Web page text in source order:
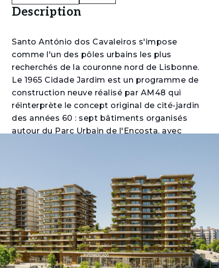
Description
Santo António dos Cavaleiros s'impose
comme l'un des pôles urbains les plus
recherchés de la couronne nord de Lisbonne.
Le 1965 Cidade Jardim est un programme de
construction neuve réalisé par AM48 qui
réinterprète le concept original de cité-jardin
des années 60 : sept bâtiments organisés
autour du Parc Urbain de l'Encosta, avec
Santo António dos Cavaleiros trouveront ici
une proposition à l'échelle d'un quartier et
avec l'accessibilité d'une métropole.
Les immeubles Oliveira, Thomaz et Telles
proposent des appartements T1 à T4 avec de
généreux balcons ou terrasses, parking
privatif et cave. Les intérieurs se distinguent